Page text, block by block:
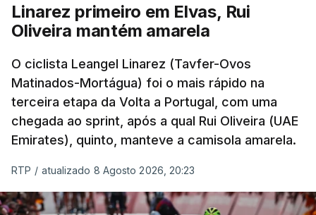
Linarez primeiro em Elvas, Rui
Oliveira mantém amarela
O ciclista Leangel Linarez (Tavfer-Ovos
Matinados-Mortágua) foi o mais rápido na
terceira etapa da Volta a Portugal, com uma
chegada ao sprint, após a qual Rui Oliveira (UAE
Emirates), quinto, manteve a camisola amarela.
RTP / atualizado 8 Agosto 2026, 20:23